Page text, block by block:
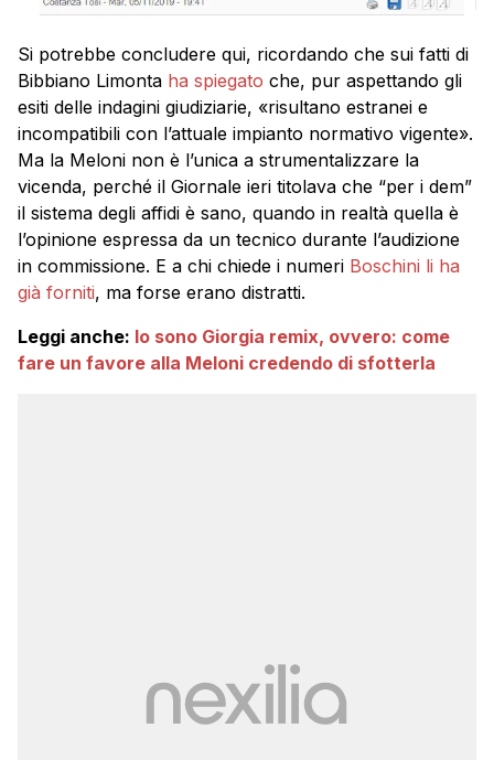
Si potrebbe concludere qui, ricordando che sui fatti di
Bibbiano Limonta ha spiegato che, pur aspettando gli
esiti delle indagini giudiziarie, «risultano estranei e
incompatibili con l’attuale impianto normativo vigente».
Ma la Meloni non è l’unica a strumentalizzare la
vicenda, perché il Giornale ieri titolava che “per i dem”
il sistema degli affidi è sano, quando in realtà quella è
l’opinione espressa da un tecnico durante l’audizione
in commissione. E a chi chiede i numeri Boschini li ha
già forniti, ma forse erano distratti.
Leggi anche: Io sono Giorgia remix, ovvero: come
fare un favore alla Meloni credendo di sfotterla